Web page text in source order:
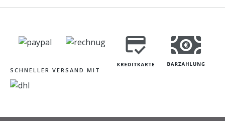
SCHNELLER VERSAND MIT